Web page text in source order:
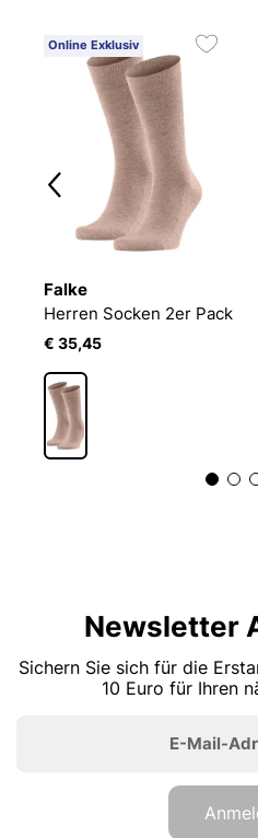
Online Exklusiv
Falke
Herren Socken 2er Pack
€ 35,45
Newsletter
Sichern Sie sich für die
10 Euro für Ihren
E-Mail-